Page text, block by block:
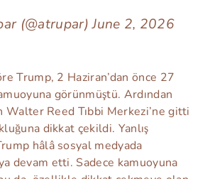
(@atrupar) June 2, 2026
Trump, 2 Haziran’dan önce 27
görünmüştü. Ardından
Walter Reed Tıbbi Merkezi’ne gitti
dikkat çekildi. Yanlış
hâlâ sosyal medyada
devam etti. Sadece kamuoyuna